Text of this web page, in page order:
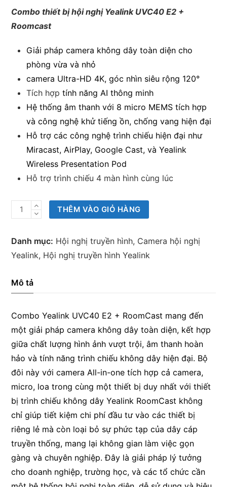
Combo thiết bị hội nghị Yealink UVC40 E2 +
Roomcast
Giải pháp camera không dây toàn diện cho
phòng vừa và nhỏ
camera Ultra-HD 4K, góc nhìn siêu rộng 120°
Tích hợptính năng AI thông minh
Hệ thống âm thanh với 8 micro MEMS tích hợp
và công nghệ khử tiếng ồn, chống vang hiện đại
Hỗ trợ các công nghệ trình chiếu hiện đại như
Miracast, AirPlay, Google Cast, và Yealink
Wireless Presentation Pod
Hỗ trợ trình chiếu 4 màn hình cùng lúc
Combo
thiết
bị
hội
Yealink
UVC40
+
Roomcast
số
lượng
THÊM VÀO GIỎ HÀNG
Danh mục: Hội nghị truyền hình, Camera hội nghị
Yealink, Hội nghị truyền hình Yealink
Mô tả
Combo Yealink UVC40 E2 + RoomCast mang đến
một giải pháp camera không dây toàn diện, kết hợp
giữa chất lượng hình ảnh vượt trội, âm thanh hoàn
hảo và tính năng trình chiếu không dây hiện đại. Bộ
đôi này với camera All-in-one tích hợp cả camera,
micro, loa trong cùng một thiết bị duy nhất với thiết
bị trình chiếu không dây Yealink RoomCast không
chỉ giúp tiết kiệm chi phí đầu tư vào các thiết bị
riêng lẻ mà còn loại bỏ sự phức tạp của dây cáp
truyền thống, mang lại không gian làm việc gọn
gàng và chuyên nghiệp. Đây là giải pháp lý tưởng
cho doanh nghiệp, trường học, và các tổ chức cần